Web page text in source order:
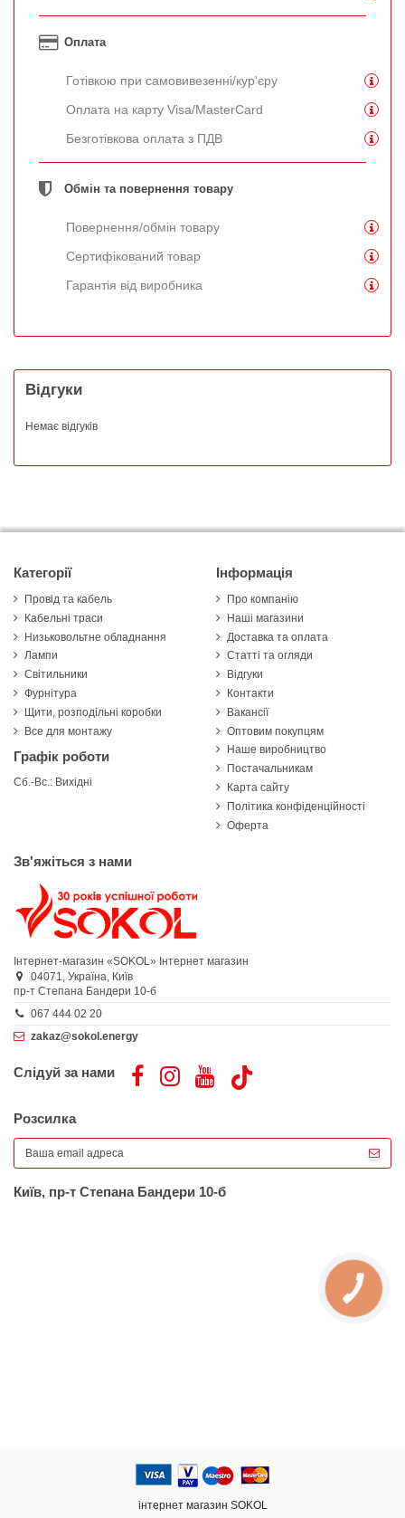
Оплата
Готівкою при самовивезенні/кур'єру
Оплата на карту Visa/MasterCard
Безготівкова оплата з ПДВ
Обмін та повернення товару
Повернення/обмін товару
Сертифікований товар
Гарантія від виробника
Відгуки
Немає відгуків
Категорії
Провід та кабель
Кабельні траси
Низьковольтне обладнання
Лампи
Світильники
Фурнітура
Щити, розподільні коробки
Все для монтажу
Графік роботи
Сб.-Вс.: Вихідні
Інформація
Про компанію
Наші магазини
Доставка та оплата
Статті та огляди
Відгуки
Контакти
Вакансії
Оптовим покупцям
Наше виробництво
Постачальникам
Карта сайту
Політика конфіденційності
Оферта
Зв'яжіться з нами
Інтернет-магазин «SOKOL» Інтернет магазин
04071, Україна, Київ
пр-т Степана Бандери 10-б
067 444 02 20
zakaz@sokol.energy
Слідуй за нами
Розсилка
Київ, пр-т Степана Бандери 10-б
інтернет магазин SOKOL